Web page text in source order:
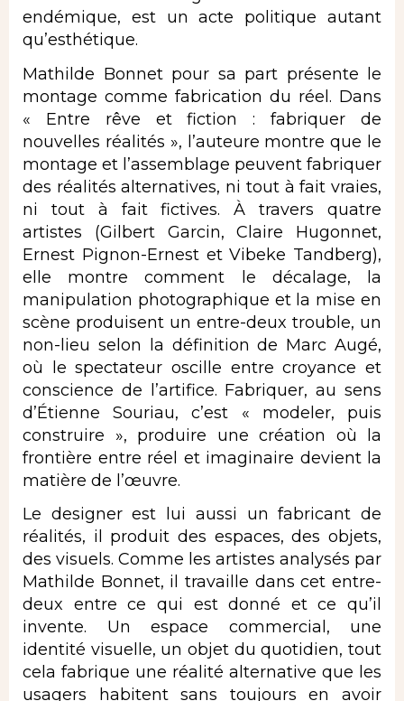
endémique, est un acte politique autant
qu’esthétique.
Mathilde Bonnet pour sa part présente le
montage comme fabrication du réel. Dans
« Entre rêve et fiction : fabriquer de
nouvelles réalités », l’auteure montre que le
montage et l’assemblage peuvent fabriquer
des réalités alternatives, ni tout à fait vraies,
ni tout à fait fictives. À travers quatre
artistes (Gilbert Garcin, Claire Hugonnet,
Ernest Pignon-Ernest et Vibeke Tandberg),
elle montre comment le décalage, la
manipulation photographique et la mise en
scène produisent un entre-deux trouble, un
non-lieu selon la définition de Marc Augé,
où le spectateur oscille entre croyance et
conscience de l’artifice. Fabriquer, au sens
d’Étienne Souriau, c’est « modeler, puis
construire », produire une création où la
frontière entre réel et imaginaire devient la
matière de l’œuvre.
Le designer est lui aussi un fabricant de
réalités, il produit des espaces, des objets,
des visuels. Comme les artistes analysés par
Mathilde Bonnet, il travaille dans cet entre-
deux entre ce qui est donné et ce qu’il
invente. Un espace commercial, une
identité visuelle, un objet du quotidien, tout
cela fabrique une réalité alternative que les
usagers habitent sans toujours en avoir